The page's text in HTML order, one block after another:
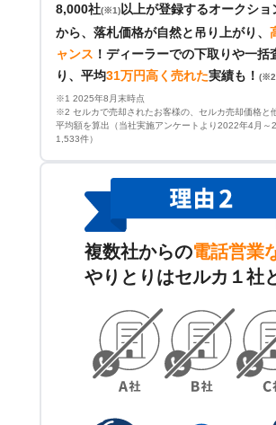
8,000社(※1) 以上が登録するオークショ
から、落札価格が自然と吊り上がり、
ャンス ！ ディーラーでの下取りや一括
り、平均31万円高く売れた実績も！
※1 2025年8月末時点
※2 セルカで売却されたお客様の、セルカ売却価格と
平均額を算出（当社実施アンケートより2022年4月～
1,533件）
複数社からの電話営業
やりとりはセルカ１社